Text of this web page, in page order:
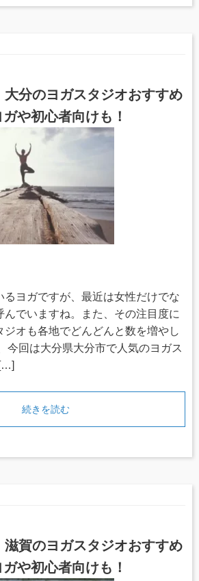
大分のヨガスタジオおすすめ
や初心者向けも！
るヨガですが、最近は女性だけでな
んでいますね。また、その注目度に
ジオも各地でどんどんと数を増やし
今回は大分県大分市で人気のヨガス
続きを読む
滋賀のヨガスタジオおすすめ
や初心者向けも！